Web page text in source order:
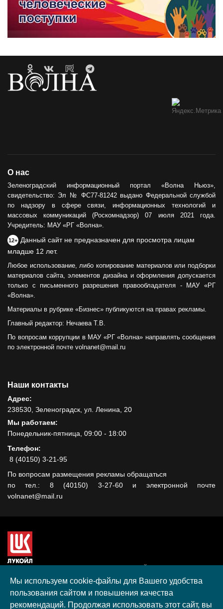
О нас
Зеленоградский информационный портал «Волна Ньюз»,
свидетельство: Эл № ФС77-81242 выдано Федеральной службой
по надзору в сфере связи, информационных технологий и
массовых коммуникаций (Роскомнадзор) 07 июля 2021 года.
Учредитель: МАУ «РГ «Волна».
12+ Данный сайт не предназначен для просмотра лицам
младше 12 лет.
Любое использование, либо копирование материалов или подборки
материалов сайта, элементов дизайна и оформления допускается
только с письменного разрешения правообладателя - МАУ «РГ
«Волна».
Материалы в рубрике «Бизнес» публикуются на правах рекламы.
Главный редактор: Нечаева Т.В.
По вопросам коррупции в МАУ «РГ «Волна» направлять сообщения
по электронной почте volnanet@mail.ru
Наши контакты
Адрес:
238530, Зеленоградск, ул. Ленина, 20
Мы работаем:
Понедельник-пятница, 09:00 - 18:00
Телефон:
8 (40150) 3-21-95
По вопросам размещения рекламы обращаться
по тел.: 8 (40150) 3-27-60 и электронной почте
volnanet@mail.ru
гранта, полученного в рамках XIII Конкурса социальных и
культурных проектов ПАО "ЛУКОЙЛ" на территории
Калининградской области в 2020 году
Мы используем cookie-файлы для Вашего удобства
пользования сайтом и повышения качества
рекомендаций. Продолжая использовать этот сайт, вы